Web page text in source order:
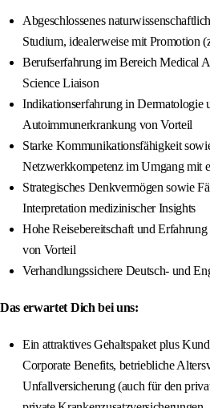
Abgeschlossenes
Studium, idealerweise mit Promotion
Berufserfahrung im Bereich Medical
Science Liaison
Indikationserfahrung in Dermatologie
Autoimmunerkrankung von Vorteil
Starke Kommunikationsfähigkeit
Netzwerkkompetenz im Umgang mit
Strategisches Denkvermögen sowie
Interpretation medizinischer Insights
Hohe Reisebereitschaft und
von Vorteil
Verhandlungssichere Deutsch- und
Das erwartet Dich bei uns:
Ein attraktives Gehaltspaket plus
Corporate Benefits, betriebliche
Unfallversicherung (auch für den